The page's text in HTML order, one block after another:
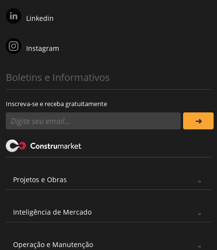
Linkedin
Instagram
Boletins e Informativos
Inscreva-se e receba gratuitamente
Projetos e Obras
Inteligência de Mercado
Operação e Manutenção